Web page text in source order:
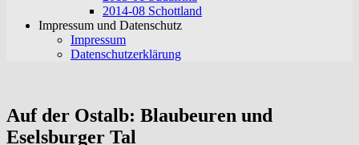
2014-08 Schottland
Impressum und Datenschutz
Impressum
Datenschutzerklärung
Auf der Ostalb: Blaubeuren und
Eselsburger Tal